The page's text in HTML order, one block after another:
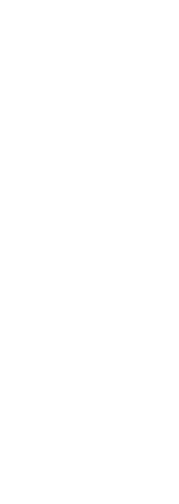
Po dveh
Številni
(Ansambel
Da ne
Borecev.
in zapišite
Najdete jih
Vidimo se